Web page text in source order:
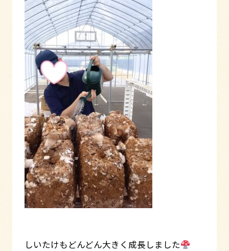
しいたけもどんどん大きく成長しました